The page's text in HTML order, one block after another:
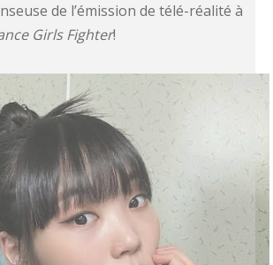
de l’émission de télé-réalité à
Girls Fighter!